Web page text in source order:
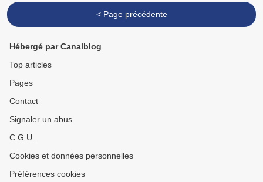
< Page précédente
Hébergé par Canalblog
Top articles
Pages
Contact
Signaler un abus
C.G.U.
Cookies et données personnelles
Préférences cookies